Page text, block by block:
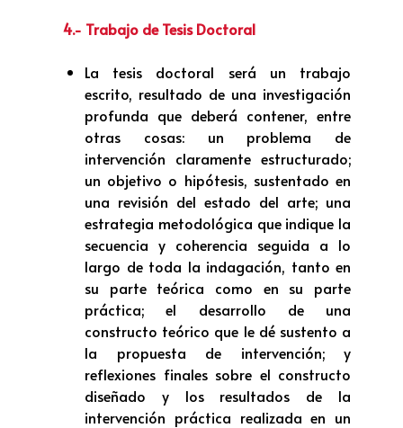
4.- Trabajo de Tesis Doctoral
La tesis doctoral será un trabajo
escrito, resultado de una investigación
profunda que deberá contener, entre
otras cosas: un problema de
intervención claramente estructurado;
un objetivo o hipótesis, sustentado en
una revisión del estado del arte; una
estrategia metodológica que indique la
secuencia y coherencia seguida a lo
largo de toda la indagación, tanto en
su parte teórica como en su parte
práctica; el desarrollo de una
constructo teórico que le dé sustento a
la propuesta de intervención; y
reflexiones finales sobre el constructo
diseñado y los resultados de la
intervención práctica realizada en un